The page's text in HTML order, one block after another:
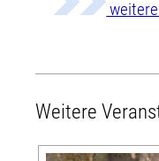
Weitere